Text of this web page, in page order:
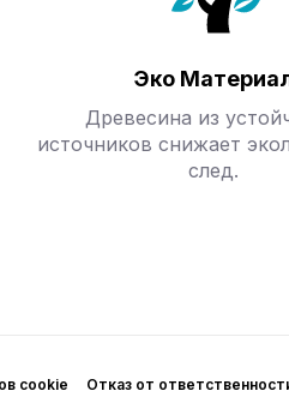
Эко
Древесина из
источников снижает
след.
cookie Отказ от